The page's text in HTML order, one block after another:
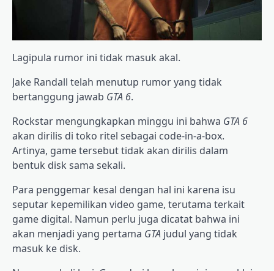
Lagipula rumor ini tidak masuk akal.
Jake Randall telah menutup rumor yang tidak
bertanggung jawab GTA 6.
Rockstar mengungkapkan minggu ini bahwa GTA 6
akan dirilis di toko ritel sebagai code-in-a-box.
Artinya, game tersebut tidak akan dirilis dalam
bentuk disk sama sekali.
Para penggemar kesal dengan hal ini karena isu
seputar kepemilikan video game, terutama terkait
game digital. Namun perlu juga dicatat bahwa ini
akan menjadi yang pertama GTA judul yang tidak
masuk ke disk.